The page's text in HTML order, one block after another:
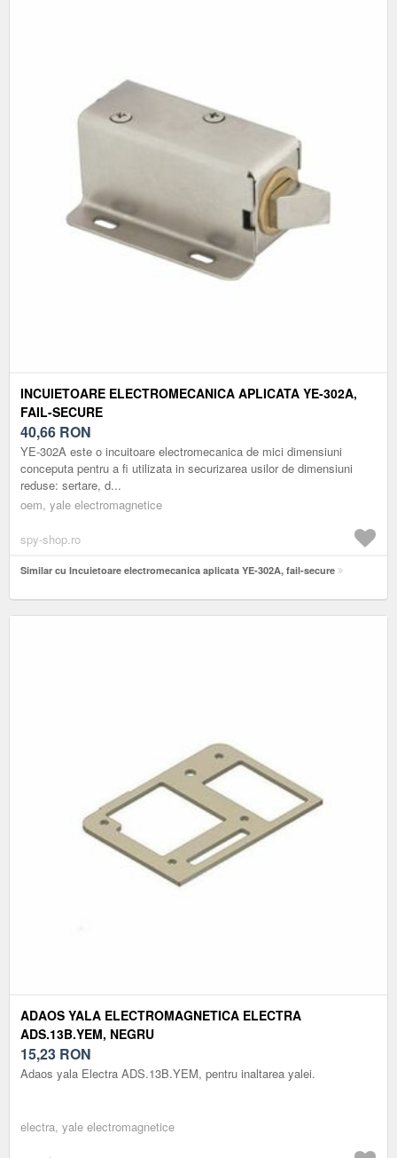
INCUIETOARE ELECTROMECANICA APLICATA YE-302A,
FAIL-SECURE
40,66 RON
YE-302A este o incuitoare electromecanica de mici dimensiuni
conceputa pentru a fi utilizata in securizarea usilor de dimensiuni
reduse: sertare, d...
oem, yale electromagnetice
spy-shop.ro
Similar cu Incuietoare electromecanica aplicata YE-302A, fail-secure
ADAOS YALA ELECTROMAGNETICA ELECTRA
ADS.13B.YEM, NEGRU
15,23 RON
Adaos yala Electra ADS.13B.YEM, pentru inaltarea yalei.
electra, yale electromagnetice